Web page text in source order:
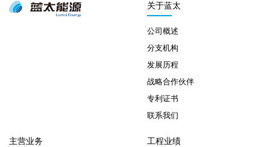
关于蓝太
公司概述
分支机构
发展历程
战略合作伙伴
专利证书
联系我们
主营业务 工程业绩